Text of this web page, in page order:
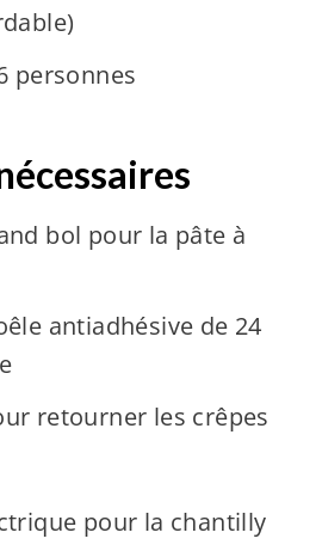
personnes
bol pour la pâte à
antiadhésive de 24
retourner les crêpes
pour la chantilly